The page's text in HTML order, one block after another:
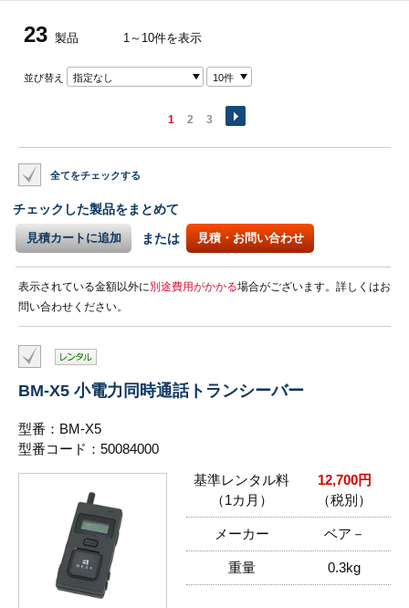
23 製品 1～10件を表示
並び替え 指定なし 10件
1 2 3
全てをチェックする
チェックした製品をまとめて
見積カートに追加 または 見積・お問い合わせ
表示されている金額以外に別途費用がかかる場合がございます。詳しくはお
問い合わせください。
BM-X5 小電力同時通話トランシーバー
型番：BM-X5
型番コード：50084000
基準レンタル料
（1カ月）
12,700円
（税別）
メーカー ベア－
重量 0.3kg